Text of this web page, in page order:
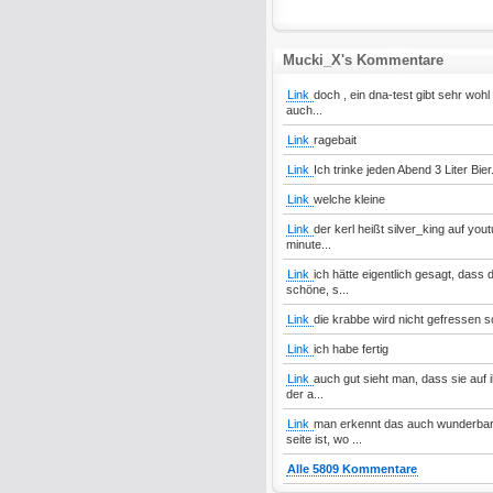
Mucki_X's Kommentare
Link doch , ein dna-test gibt sehr
auch...
Link ragebait
Link Ich trinke jeden Abend 3 Liter Bier.
Link welche kleine
Link der kerl heißt silver_king auf
minute...
Link ich hätte eigentlich gesagt, dass
schöne, s...
Link die krabbe wird nicht gefressen
Link ich habe fertig
Link auch gut sieht man, dass sie auf
der a...
Link man erkennt das auch
seite ist, wo ...
Alle 5809 Kommentare